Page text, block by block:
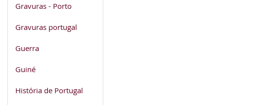
Gravuras - Porto
Gravuras portugal
Guerra
Guiné
História de Portugal